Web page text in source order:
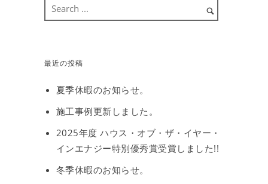
最近の投稿
夏季休暇のお知らせ。
施工事例更新しました。
2025年度 ハウス・オブ・ザ・イヤー・
インエナジー特別優秀賞受賞しました!!
冬季休暇のお知らせ。